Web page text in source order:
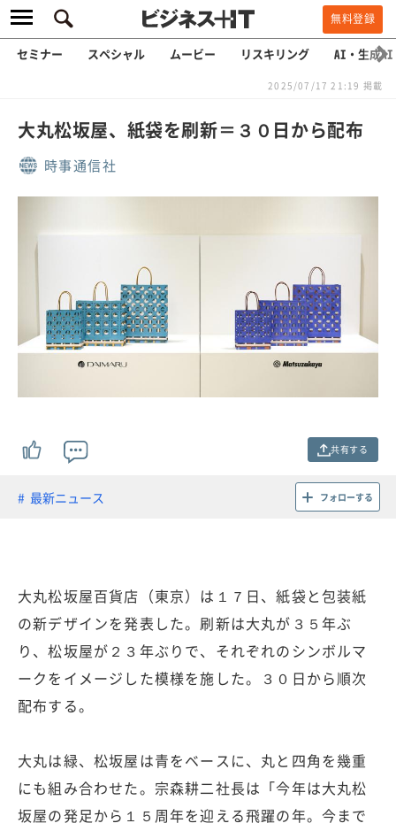
無料登録
セミナー スペシャル ムービー リスキリング AI・生成AI
2025/07/17 21:19 掲載
大丸松坂屋、紙袋を刷新＝３０日から配布
時事通信社
共有する
最新ニュース フォローする
大丸松坂屋百貨店（東京）は１７日、紙袋と包装紙
の新デザインを発表した。刷新は大丸が３５年ぶ
り、松坂屋が２３年ぶりで、それぞれのシンボルマ
ークをイメージした模様を施した。３０日から順次
配布する。
大丸は緑、松坂屋は青をベースに、丸と四角を幾重
にも組み合わせた。宗森耕二社長は「今年は大丸松
坂屋の発足から１５周年を迎える飛躍の年。今まで